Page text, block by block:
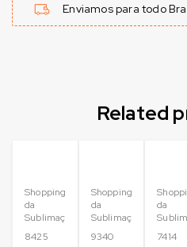
Enviamos para todo
Related
Shopping
da
Sublimação
8425
Shopping
da
Sublimação
9340
da
7414